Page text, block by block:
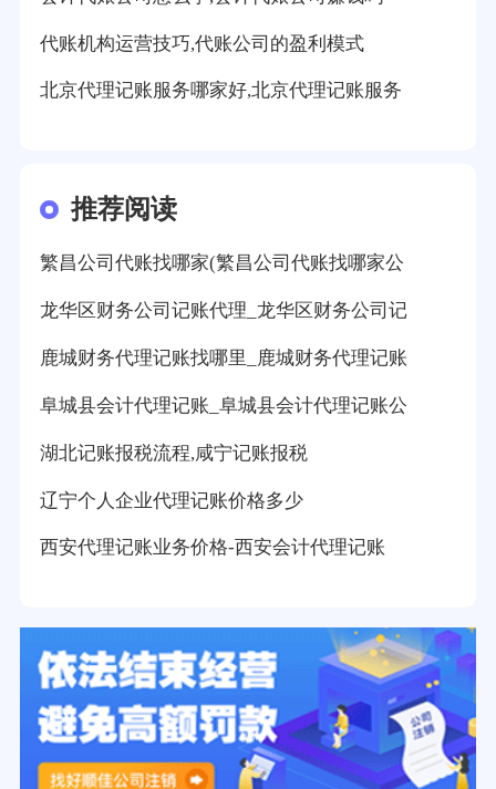
代账机构运营技巧,代账公司的盈利模式
北京代理记账服务哪家好,北京代理记账服务
推荐阅读
繁昌公司代账找哪家(繁昌公司代账找哪家公
龙华区财务公司记账代理_龙华区财务公司记
鹿城财务代理记账找哪里_鹿城财务代理记账
阜城县会计代理记账_阜城县会计代理记账公
湖北记账报税流程,咸宁记账报税
辽宁个人企业代理记账价格多少
西安代理记账业务价格-西安会计代理记账